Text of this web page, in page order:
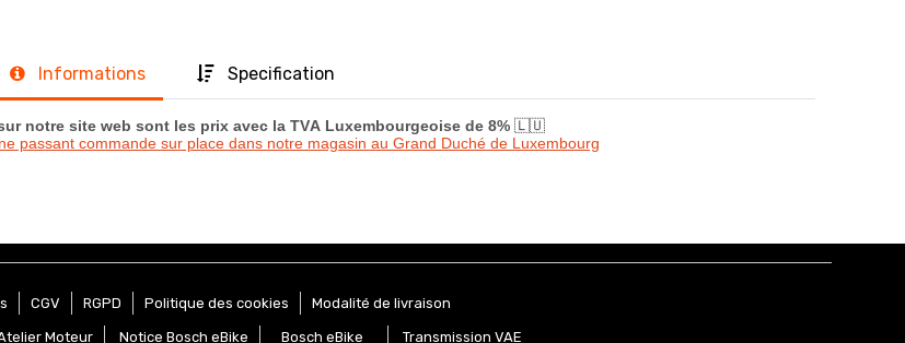
Informations Specification
notre site web sont les prix avec la TVA Luxembourgeoise de 8% 🇱🇺
passant commande sur place dans notre magasin au Grand Duché de Luxembourg
CGV RGPD Politique des cookies Modalité de livraison
Moteur Notice Bosch eBike Bosch eBike Transmission VAE